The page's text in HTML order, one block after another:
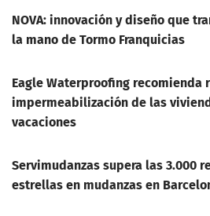
NOVA: innovación y diseño que
la mano de Tormo Franquicias
Eagle Waterproofing recomienda
impermeabilización de las
vacaciones
Servimudanzas supera las 3.000
estrellas en mudanzas en